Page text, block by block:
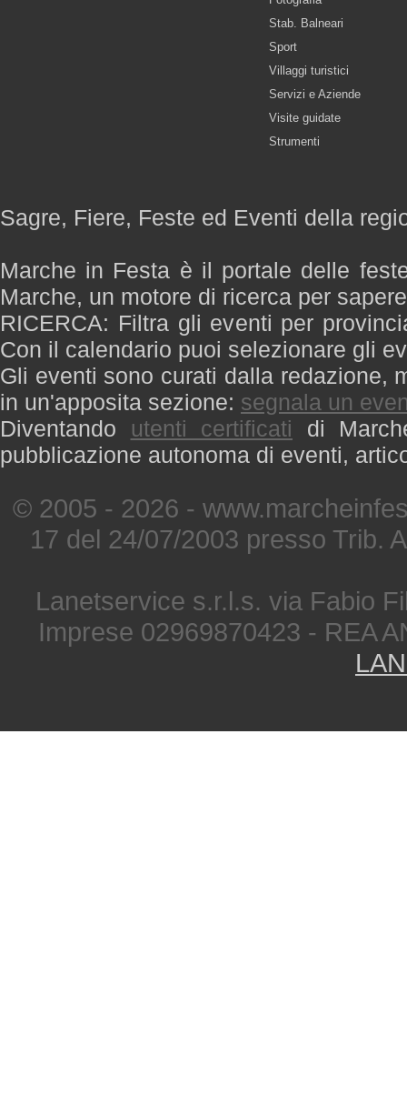
Stab. Balneari
Sport
Villaggi turistici
Servizi e Aziende
Visite guidate
Strumenti
Sagre, Fiere, Feste ed Eventi della
Marche in Festa è il portale delle
Marche, un motore di ricerca per
RICERCA: Filtra gli eventi per
Con il calendario puoi selezionare gli
Gli eventi sono curati dalla redazione,
in un'apposita sezione: segnala un
Diventando utenti certificati di
pubblicazione autonoma di eventi,
© 2005 - 2026 -
17 del 24/07/2003 presso Trib.
Lanetservice s.r.l.s. via Fabio
Imprese 02969870423 - REA